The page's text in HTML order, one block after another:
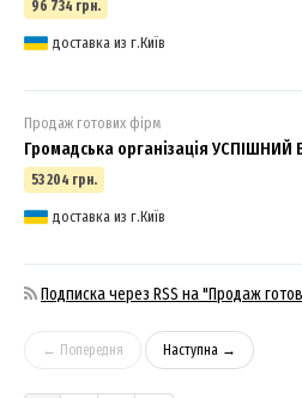
96 734 грн.
доставка из г.Київ
Продаж готових фірм
Громадська організація
53 204 грн.
доставка из г.Київ
Подписка через RSS на "Продаж
← Попередня Наступна →